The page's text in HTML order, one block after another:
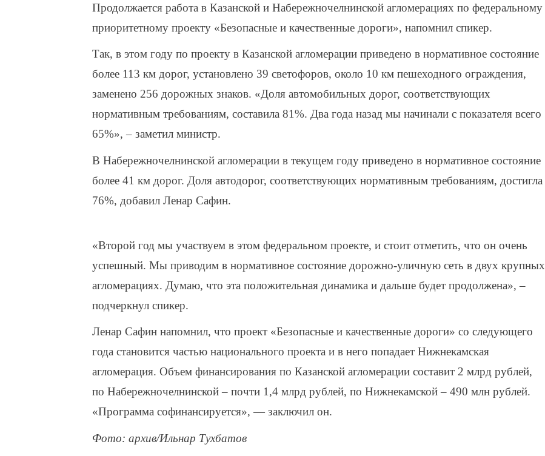
Продолжается работа в Казанской и Набережночелнинской агломерациях по федеральному
приоритетному проекту «Безопасные и качественные дороги», напомнил спикер.
Так, в этом году по проекту в Казанской агломерации приведено в нормативное состояние
более 113 км дорог, установлено 39 светофоров, около 10 км пешеходного ограждения,
заменено 256 дорожных знаков. «Доля автомобильных дорог, соответствующих
нормативным требованиям, составила 81%. Два года назад мы начинали с показателя всего
65%», – заметил министр.
В Набережночелнинской агломерации в текущем году приведено в нормативное состояние
более 41 км дорог. Доля автодорог, соответствующих нормативным требованиям, достигла
76%, добавил Ленар Сафин.
«Второй год мы участвуем в этом федеральном проекте, и стоит отметить, что он очень
успешный. Мы приводим в нормативное состояние дорожно-уличную сеть в двух крупных
агломерациях. Думаю, что эта положительная динамика и дальше будет продолжена», –
подчеркнул спикер.
Ленар Сафин напомнил, что проект «Безопасные и качественные дороги» со следующего
года становится частью национального проекта и в него попадает Нижнекамская
агломерация. Объем финансирования по Казанской агломерации составит 2 млрд рублей,
по Набережночелнинской – почти 1,4 млрд рублей, по Нижнекамской – 490 млн рублей.
«Программа софинансируется», — заключил он.
Фото: архив/Ильнар Тухбатов